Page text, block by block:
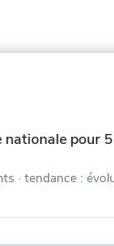
nationale pour
· tendance :